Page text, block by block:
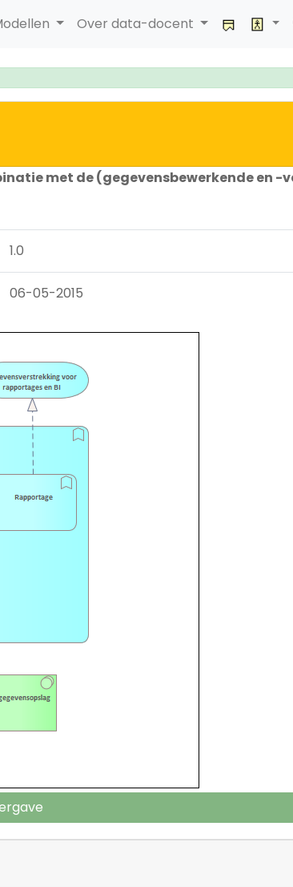
Over data-docent
met de (gegevensbewerkende en -
1.0
06-05-2015